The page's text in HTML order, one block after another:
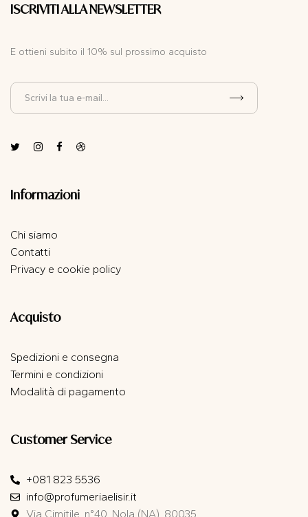
ISCRIVITI ALLA NEWSLETTER
E ottieni subito il 10% sul prossimo acquisto
Informazioni
Chi siamo
Contatti
Privacy e cookie policy
Acquisto
Spedizioni e consegna
Termini e condizioni
Modalità di pagamento
Customer Service
+081 823 5536
info@profumeriaelisir.it
Via Cimitile, n°40, Nola (NA), 80035